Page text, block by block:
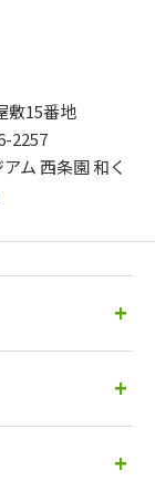
敷15番地
2257
ム 西条園 和く